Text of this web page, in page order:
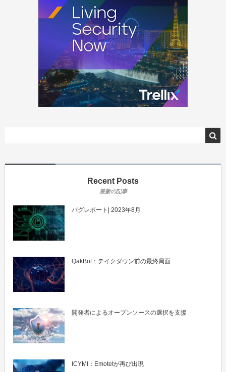
Recent Posts
バグレポート| 2023年8月
QakBot：テイクダウン前の最終局面
開発者によるオープンソースの選択を支援
ICYMI：Emotetが再び出現